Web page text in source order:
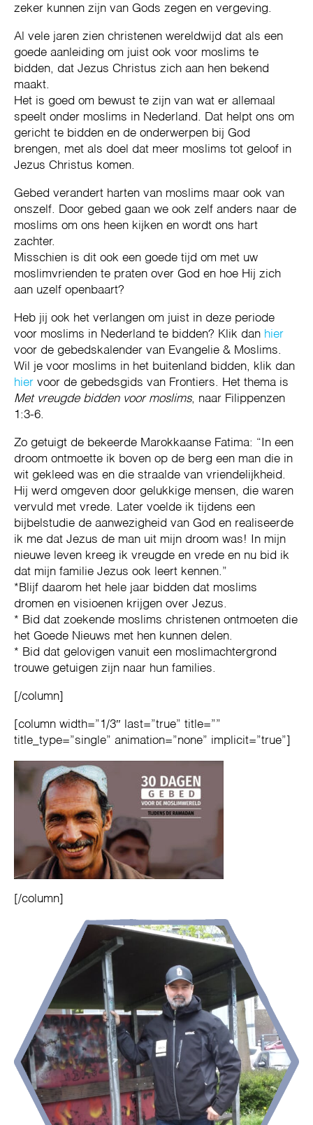
zeker kunnen zijn van Gods zegen en vergeving.
Al vele jaren zien christenen wereldwijd dat als een
goede aanleiding om juist ook voor moslims te
bidden, dat Jezus Christus zich aan hen bekend
maakt.
Het is goed om bewust te zijn van wat er allemaal
speelt onder moslims in Nederland. Dat helpt ons om
gericht te bidden en de onderwerpen bij God
brengen, met als doel dat meer moslims tot geloof in
Jezus Christus komen.
Gebed verandert harten van moslims maar ook van
onszelf. Door gebed gaan we ook zelf anders naar de
moslims om ons heen kijken en wordt ons hart
zachter.
Misschien is dit ook een goede tijd om met uw
moslimvrienden te praten over God en hoe Hij zich
aan uzelf openbaart?
Heb jij ook het verlangen om juist in deze periode
voor moslims in Nederland te bidden? Klik dan hier
voor de gebedskalender van Evangelie & Moslims.
Wil je voor moslims in het buitenland bidden, klik dan
hier voor de gebedsgids van Frontiers. Het thema is
Met vreugde bidden voor moslims, naar Filippenzen
1:3-6.
Zo getuigt de bekeerde Marokkaanse Fatima: “In een
droom ontmoette ik boven op de berg een man die in
wit gekleed was en die straalde van vriendelijkheid.
Hij werd omgeven door gelukkige mensen, die waren
vervuld met vrede. Later voelde ik tijdens een
bijbelstudie de aanwezigheid van God en realiseerde
ik me dat Jezus de man uit mijn droom was! In mijn
nieuwe leven kreeg ik vreugde en vrede en nu bid ik
dat mijn familie Jezus ook leert kennen.”
*Blijf daarom het hele jaar bidden dat moslims
dromen en visioenen krijgen over Jezus.
* Bid dat zoekende moslims christenen ontmoeten die
het Goede Nieuws met hen kunnen delen.
* Bid dat gelovigen vanuit een moslimachtergrond
trouwe getuigen zijn naar hun families.
[/column]
[column width=”1/3″ last=”true” title=””
title_type=”single” animation=”none” implicit=”true”]
[/column]